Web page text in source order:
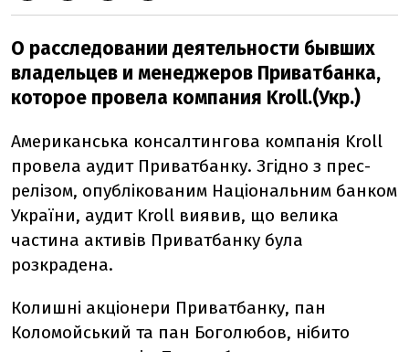
О расследовании деятельности бывших
владельцев и менеджеров Приватбанка,
которое провела компания Kroll.(Укр.)
Американська консалтингова компанія Kroll
провела аудит Приватбанку. Згідно з прес-
релізом, опублікованим Національним банком
України, аудит Kroll виявив, що велика
частина активів Приватбанку була
розкрадена.
Колишні акціонери Приватбанку, пан
Коломойський та пан Боголюбов, нібито